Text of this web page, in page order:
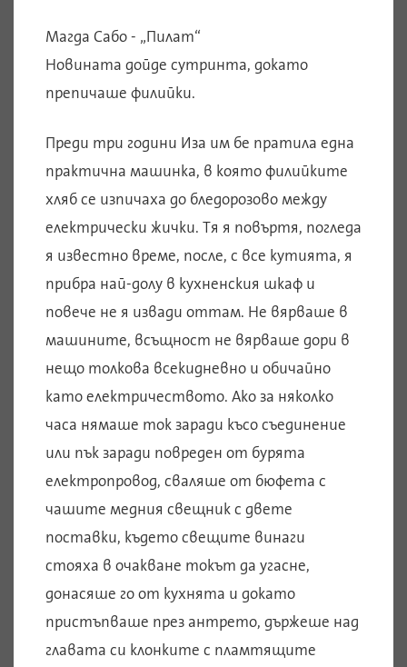
Магда Сабо - „Пилат“
Новината дойде сутринта, докато
препичаше филийки.
Преди три години Иза им бе пратила една
практична машинка, в която филийките
хляб се изпичаха до бледорозово между
електрически жички. Тя я повъртя, погледа
я известно време, после, с все кутията, я
прибра най-долу в кухненския шкаф и
повече не я извади оттам. Не вярваше в
машините, всъщност не вярваше дори в
нещо толкова всекидневно и обичайно
като електричеството. Ако за няколко
часа нямаше ток заради късо съединение
или пък заради повреден от бурята
електропровод, сваляше от бюфета с
чашите медния свещник с двете
поставки, където свещите винаги
стояха в очакване токът да угасне,
донасяше го от кухнята и докато
пристъпваше през антрето, държеше над
главата си клонките с пламтящите